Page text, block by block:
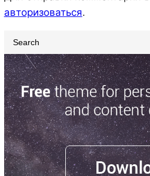
авторизоваться.
e
a
r
c
h